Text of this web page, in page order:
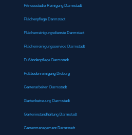
Fitnessstudio Reinigung Darmstadt
Flächenpflege Darmstadt
Flächenreinigungsdienste Darmstadt
Flächenreinigungsservice Darmstadt
Fußbodenpflege Darmstadt
Fußbodenreinigung Dieburg
Gartenarbeiten Darmstadt
Gartenbetreuung Darmstadt
Garteninstandhaltung Darmstadt
Gartenmanagement Darmstadt